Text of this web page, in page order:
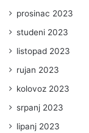
prosinac 2023
studeni 2023
listopad 2023
rujan 2023
kolovoz 2023
srpanj 2023
lipanj 2023